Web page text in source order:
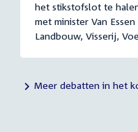
het stikstofslot te
met minister Van
Landbouw, Visserij,
Meer debatten in het